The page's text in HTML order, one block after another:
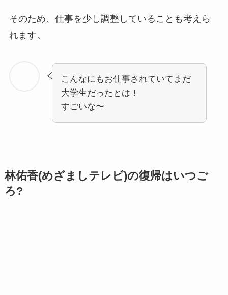
そのため、仕事を少し調整していることも考えら
れます。
こんなにもお仕事されていてまだ
大学生だったとは！
すごいな〜
林佑香(めざましテレビ)の復帰はいつご
ろ?